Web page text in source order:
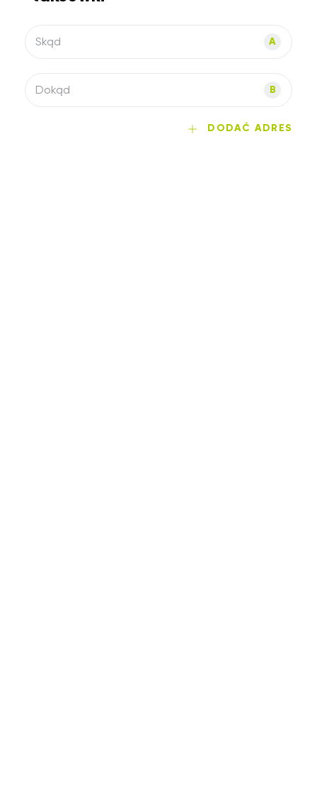
Skąd A
Dokąd B
DODAĆ ADRES